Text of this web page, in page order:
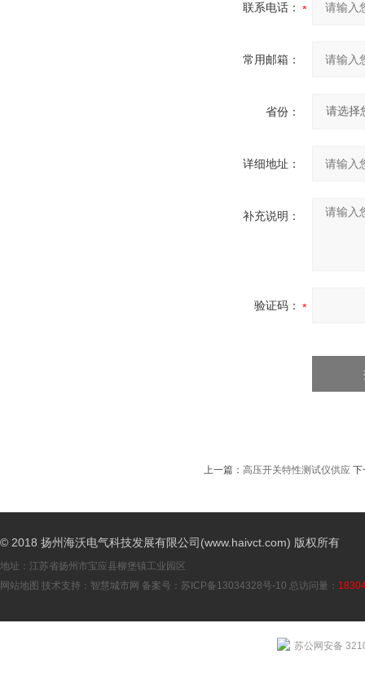
联系电话：
常用邮箱：
省份：
详细地址：
补充说明：
验证码：
上一篇： 高压开关特性测试仪供应 下
© 2018 扬州海沃电气科技发展有限公司(www.haivct.com) 版权所有
地址：江苏省扬州市宝应县柳堡镇工业园区
网站地图 技术支持： 智慧城市网 备案号： 苏ICP备13034328号-10 总访问量：
苏公网安备